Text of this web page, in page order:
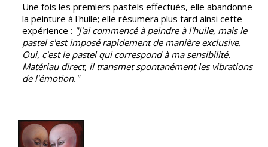
Une fois les premiers pastels effectués, elle abandonne
la peinture à l'huile; elle résumera plus tard ainsi cette
expérience : "J'ai commencé à peindre à l'huile, mais le
pastel s'est imposé rapidement de manière exclusive.
Oui, c'est le pastel qui correspond à ma sensibilité.
Matériau direct, il transmet spontanément les vibrations
de l'émotion."